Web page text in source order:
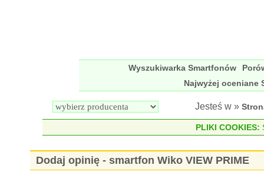
Wyszukiwarka Smartfonów
Najwyżej oceniane
Jesteś w »
PLIKI COOKIES:
Dodaj opinię - smartfon Wiko VIEW PRIME